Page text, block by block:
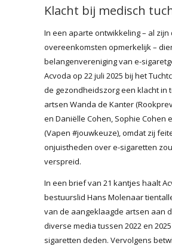
Klacht bij medisch
In een aparte ontwikkeling – al zijn
overeenkomsten opmerkelijk –
belangenvereniging van e-
Acvoda op 22 juli 2025 bij het
de gezondheidszorg een klacht in
artsen Wanda de Kanter
en Daniëlle Cohen, Sophie Cohen
(Vapen #jouwkeuze), omdat zij
onjuistheden over e-sigaretten
verspreid.
In een brief van 21 kantjes haalt
bestuurslid Hans Molenaar
van de aangeklaagde artsen aan
diverse media tussen 2022 en
sigaretten deden. Vervolgens